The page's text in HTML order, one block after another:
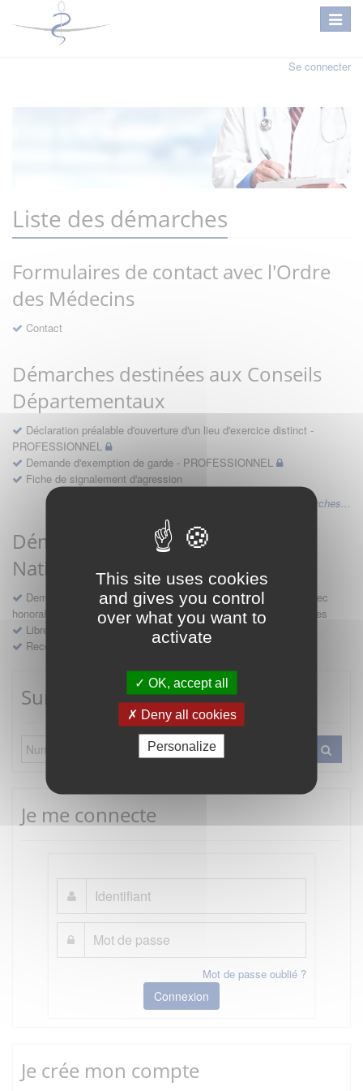
This site uses cookies
and gives you control
over what you want to
activate
OK, accept all
Deny all cookies
Personalize
Se connecter
Liste des démarches
Formulaires de contact avec l'Ordre
des Médecins
Contact
Démarches destinées aux Conseils
Départementaux
Déclaration préalable d'ouverture d'un lieu d'exercice distinct -
PROFESSIONNEL
Demande d'exemption de garde - PROFESSIONNEL
Fiche de signalement d'agression
Voir les autres démarches...
Démarches destinées au Conseil
National
Demande d'avis en hospitalité, en études, des conventions avec
honoraires et des demandes diverses formulées par les entreprises
Libre prestation de services
Recours
Suivre mes démarches
Je me connecte
Mot de passe oublié ?
Connexion
Je crée mon compte